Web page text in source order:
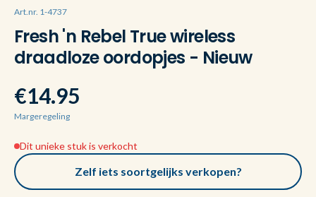
Art.nr. 1-4737
Fresh 'n Rebel True wireless
draadloze oordopjes - Nieuw
€14.95
Margeregeling
Dit unieke stuk is verkocht
Zelf iets soortgelijks verkopen?